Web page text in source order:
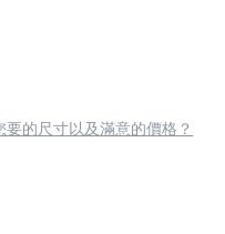
要的尺寸以及滿意的價格？